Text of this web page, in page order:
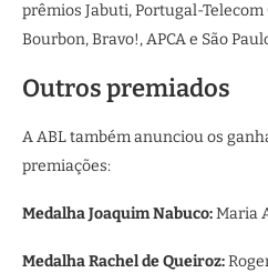
prêmios Jabuti, Portugal-
Bourbon, Bravo!, APCA e São
Outros premiados
A ABL também anunciou os
premiações:
Medalha Joaquim Nabuco:Maria
Medalha Rachel de Queiroz: